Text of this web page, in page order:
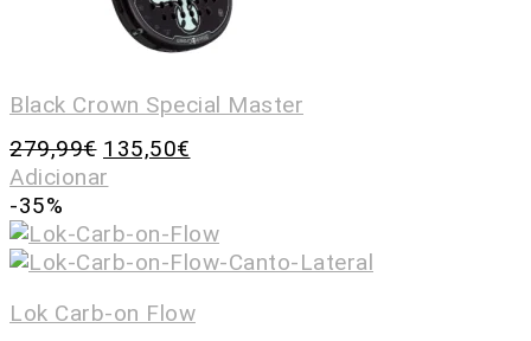
Black Crown Special Master
279,99€ 135,50€
Adicionar
-35%
Lok Carb-on Flow